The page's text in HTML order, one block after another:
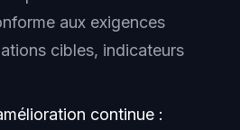
aux exigences
cibles, indicateurs
continue :